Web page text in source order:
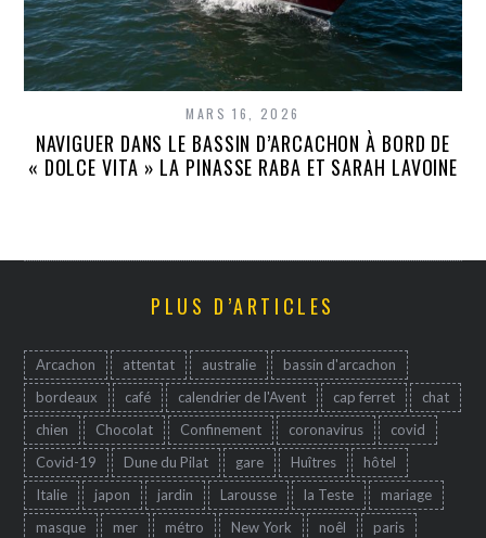
MARS 16, 2026
NAVIGUER DANS LE BASSIN D’ARCACHON À BORD DE
« DOLCE VITA » LA PINASSE RABA ET SARAH LAVOINE
PLUS D’ARTICLES
Arcachon attentat australie
bassin d'arcachon
bordeaux
café calendrier de l'Avent cap ferret
chat
chien
Chocolat Confinement coronavirus
covid
Covid-19
Dune du Pilat gare Huîtres
hôtel
Italie
japon jardin Larousse la Teste
mariage
masque
mer métro New York noêl
paris